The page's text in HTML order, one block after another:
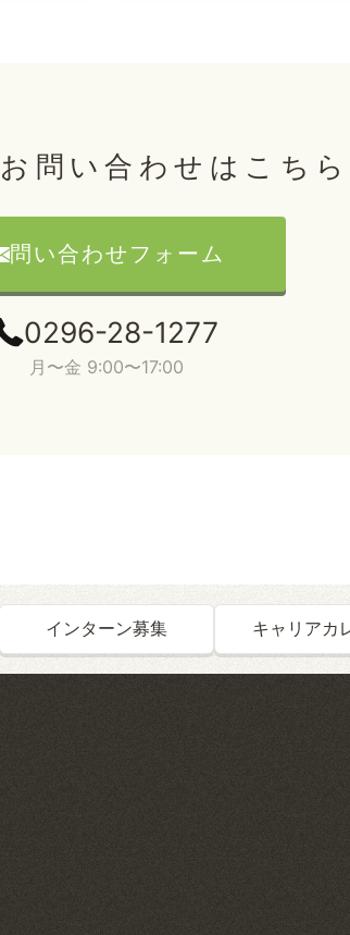
問い合わせはこちら
問い合わせフォーム
0296-28-1277
月〜金 9:00〜17:00
インターン募集 キャリアカ